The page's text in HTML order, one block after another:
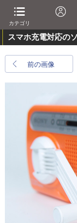
カテゴリ
スマホ充電対応の
前の画像